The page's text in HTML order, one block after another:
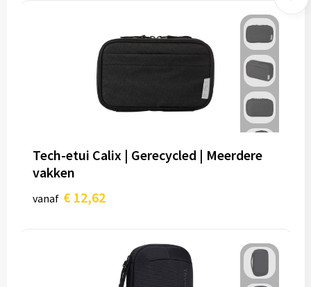
Tech-etui Calix | Gerecycled | Meerdere
vakken
vanaf € 12,62